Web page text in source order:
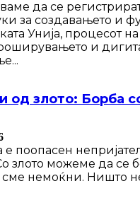
да се
за создавањето и
Унија, процесот
и
од злото: Борба
е поопасен
злото можеме да се
сме немоќни. Ништо